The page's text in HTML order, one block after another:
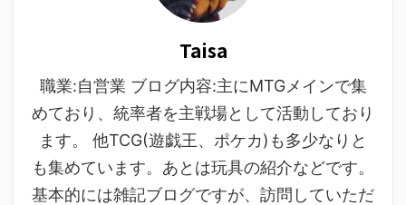
Taisa
職業:自営業 ブログ内容:主にMTGメインで集
めており、統率者を主戦場として活動しており
ます。 他TCG(遊戯王、ポケカ)も多少なりと
も集めています。あとは玩具の紹介などです。
基本的には雑記ブログですが、訪問していただ